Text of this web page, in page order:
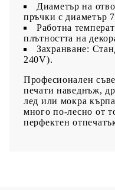
Диаметър на
пръчки с диаметър
Работна
плътността на
Захранване:
240V).
Професионален
печати наведнъж,
лед или мокра
много по-лесно от
перфектен